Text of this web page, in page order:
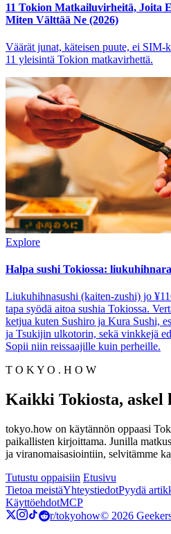
11 Tokion Matkailuvirheitä, Joita
Miten Välttää Ne (2026)
Väärät junat, käteisen puute, ei
11 yleisintä Tokion matkavirhettä.
Explore
Halpa sushi Tokiossa:
Liukuhihnasushi (kaiten-zushi) jo
tapa syödä aitoa sushia Tokiossa.
ketjua kuten Sushiro ja Kura Sushi,
ja Tsukijin ulkotorin, sekä vinkkejä
Sopii niin reissaajille kuin perheille.
T O K Y O . H O W
Kaikki Tokiosta, askel
tokyo.how on käytännön oppaasi
paikallisten kirjoittama. Junilla
ja viranomaisasiointiin, selvitämme
Tutustu oppaisiin Etusivu
Tietoa meistäYhteystiedotPyydä
KäyttöehdotMCP
r/tokyohow© 2026